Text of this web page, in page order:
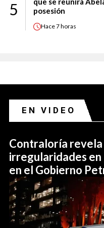
5
posesión
Hace7 horas
EN VIDEO
Contraloría revela
irregularidades en
en el Gobierno